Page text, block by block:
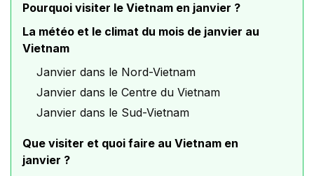
Pourquoi visiter le Vietnam en janvier ?
La météo et le climat du mois de janvier au
Vietnam
Janvier dans le Nord-Vietnam
Janvier dans le Centre du Vietnam
Janvier dans le Sud-Vietnam
Que visiter et quoi faire au Vietnam en
janvier ?